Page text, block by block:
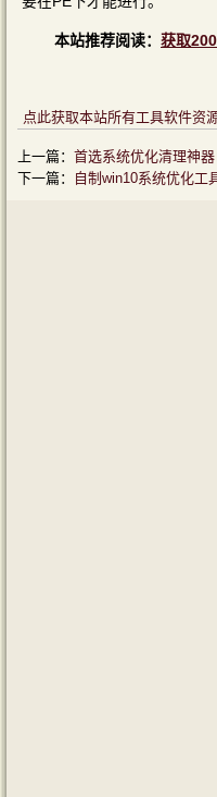
本站推荐阅读： 获取
点此获取本站所有工具软件资
上一篇： 首选系统优化清理神
下一篇：
自制win10系统优化工